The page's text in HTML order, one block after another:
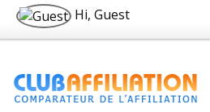
Hi, Guest